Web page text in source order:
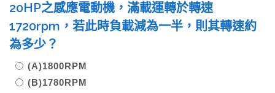
20HP之感應電動機，滿載運轉於轉速
1720rpm，若此時負載減為一半，則其轉速約
為多少？
(A)1800RPM
(B)1780RPM